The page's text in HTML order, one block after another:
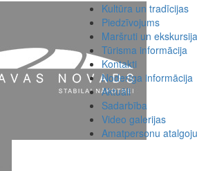
Kultūra un tradīcijas
Piedzīvojums
Maršruti un
Tūrisma informācija
Kontakti
Noderīga informācija
Aktuāli
Sadarbība
Video galerijas
Amatpersonu